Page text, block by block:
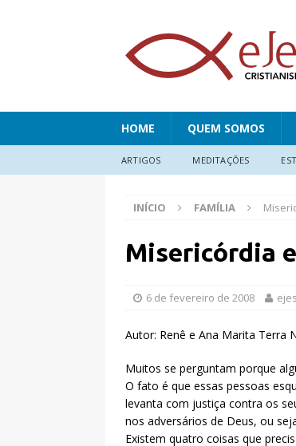
HOME QUEM SOMOS
ARTIGOS MEDITAÇÕES
INÍCIO FAMÍLIA
Misericórdia
6 de fevereiro de 2008
Autor: Renê e Ana Marita Terra
Muitos se perguntam porque
O fato é que essas pessoas
levanta com justiça contra os
nos adversários de Deus, ou
Existem quatro coisas que